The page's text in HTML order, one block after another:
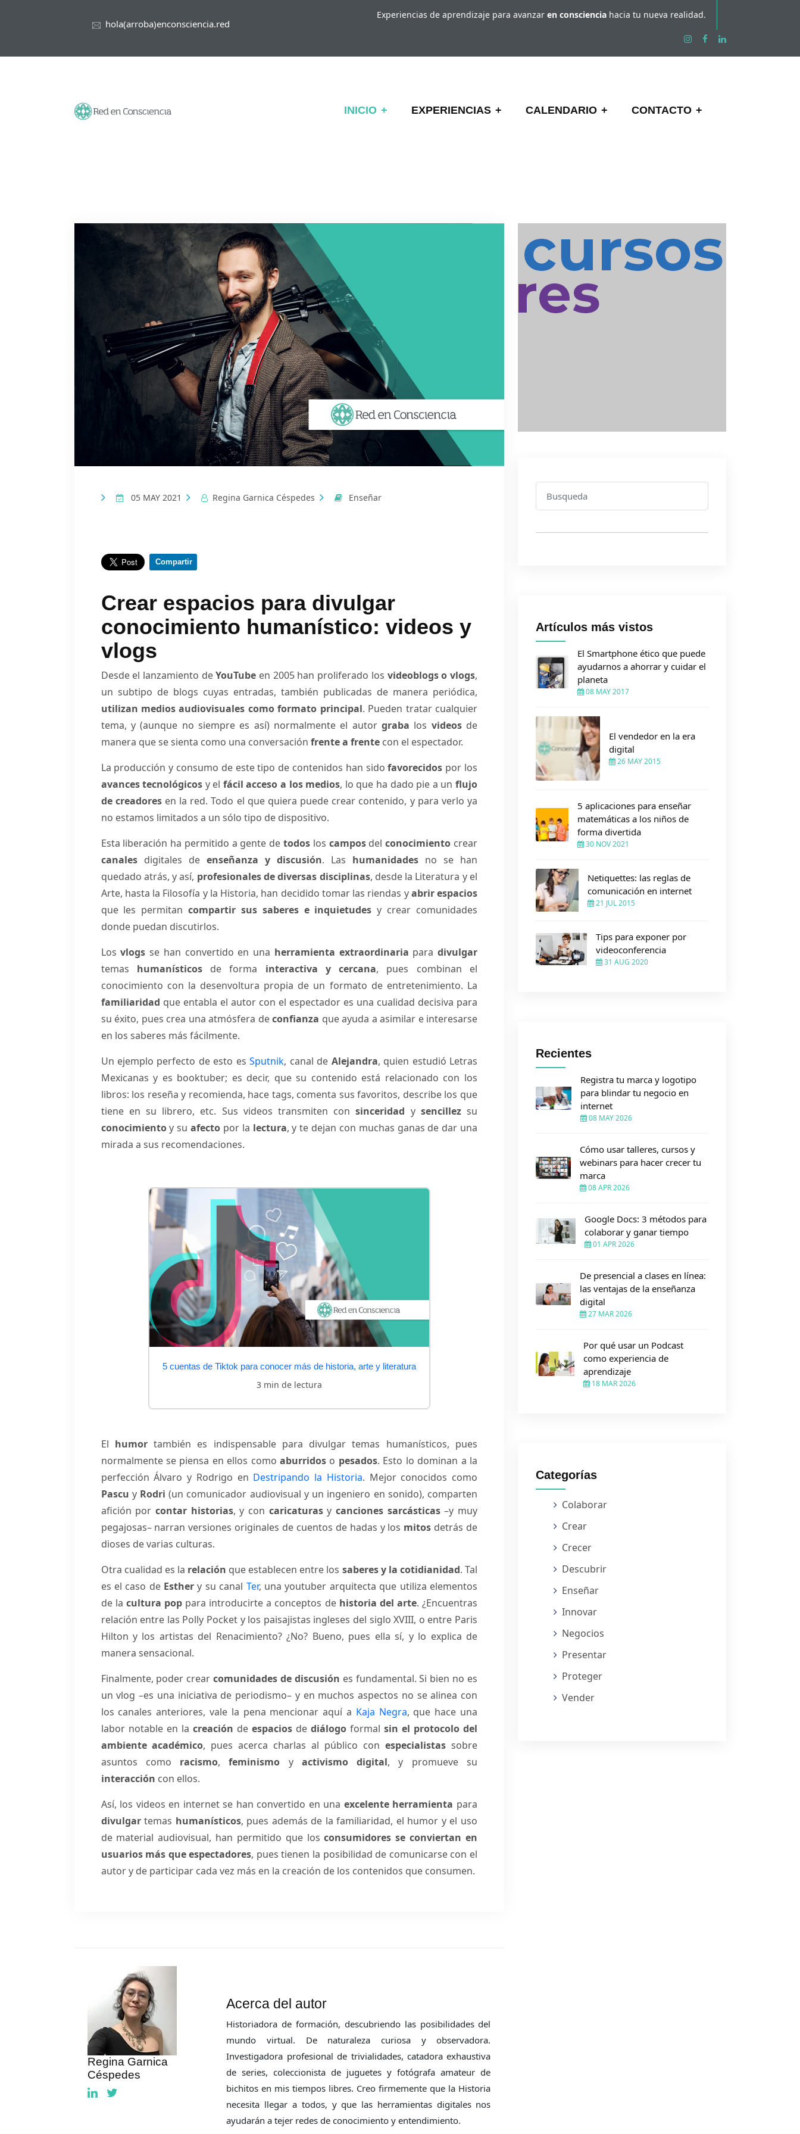
hola(arroba)enconsciencia.red
Experiencias de aprendizaje para avanzar en conscienciahacia tu nueva realidad.
INICIO EXPERIENCIAS CALENDARIO CONTACTO
05 MAY 2021 Regina Garnica Céspedes Enseñar
Compartir
Crear espacios para divulgar
conocimiento humanístico: videos y
vlogs
Desde el lanzamiento deYouTube en 2005 han proliferado los videoblogs o vlogs,
un subtipo de blogs cuyas entradas, también publicadas de manera periódica,
utilizan medios audiovisuales como formato principal. Pueden tratar cualquier
tema, y (aunque no siempre es así) normalmente el autor graba los videosde
manera que se sienta como una conversación frente a frentecon el espectador.
La producción y consumo de este tipo de contenidos han sidofavorecidos por los
avances tecnológicos y el fácil acceso a los medios, lo que ha dado pie a un flujo
de creadoresen la red. Todo el que quiera puede crear contenido, y para verlo ya
no estamos limitados a un sólo tipo de dispositivo.
Esta liberación ha permitido a gente detodos los camposdelconocimiento crear
canalesdigitales de enseñanza y discusión. Las humanidadesno se han
quedado atrás, y así, profesionales de diversas disciplinas, desde la Literatura y el
Arte, hasta la Filosofía y la Historia, han decidido tomar las riendas yabrir espacios
que les permitancompartir sus saberes e inquietudes y crear comunidades
donde puedan discutirlos.
Losvlogs se han convertido en una herramienta extraordinaria para divulgar
temas humanísticosde forma interactiva y cercana, pues combinan el
conocimiento con la desenvoltura propia de un formato de entretenimiento. La
familiaridad que entabla el autor con el espectador es una cualidad decisiva para
su éxito, pues crea una atmósfera deconfianza que ayuda a asimilar e interesarse
en los saberes más fácilmente.
Un ejemplo perfecto de esto esSputnik, canal de Alejandra, quien estudió Letras
Mexicanas y es booktuber; es decir, que su contenido está relacionado con los
libros: los reseña y recomienda, hace tags, comenta sus favoritos, describe los que
tiene en su librero, etc. Sus videos transmiten consinceridad y sencillezsu
conocimientoy su afecto por la lectura, y te dejan con muchas ganas de dar una
mirada a sus recomendaciones.
5 cuentas de Tiktok para conocer más de historia, arte y literatura
3 min de lectura
El humortambién es indispensable para divulgar temas humanísticos, pues
normalmente se piensa en ellos comoaburridos o pesados. Esto lo dominan a la
perfección Álvaro y Rodrigo en Destripando la Historia. Mejor conocidos como
Pascu y Rodri (un comunicador audiovisual y un ingeniero en sonido), comparten
afición por contar historias, y con caricaturasy canciones sarcásticas–y muy
pegajosas– narran versiones originales de cuentos de hadas y los mitos detrás de
dioses de varias culturas.
Otra cualidad es la relación que establecen entre los saberes y la cotidianidad. Tal
es el caso de Esther y su canal Ter, una youtuber arquitecta que utiliza elementos
de la cultura poppara introducirte a conceptos de historia del arte. ¿Encuentras
relación entre las Polly Pocket y los paisajistas ingleses del siglo XVIII, o entre Paris
Hilton y los artistas del Renacimiento? ¿No? Bueno, pues ella sí, y lo explica de
manera sensacional.
Finalmente, poder crearcomunidades de discusión es fundamental. Si bien no es
un vlog –es una iniciativa de periodismo– y en muchos aspectos no se alinea con
los canales anteriores, vale la pena mencionar aquí a Kaja Negra, que hace una
labor notable en la creación de espaciosde diálogoformal sin el protocolo del
ambiente académico, pues acerca charlas al público conespecialistas sobre
asuntos como racismo,feminismo y activismo digital, y promueve su
interacción con ellos.
Así, los videos en internet se han convertido en una excelente herramienta para
divulgartemas humanísticos, pues además de la familiaridad, el humor y el uso
de material audiovisual, han permitido que losconsumidores se conviertan en
usuarios más que espectadores, pues tienen la posibilidad de comunicarse con el
autor y de participar cada vez más en la creación de los contenidos que consumen.
Regina Garnica
Céspedes
Acerca del autor
Historiadora de formación, descubriendo las posibilidades del
mundo virtual. De naturaleza curiosa y observadora.
Investigadora profesional de trivialidades, catadora exhaustiva
de series, coleccionista de juguetes y fotógrafa amateur de
bichitos en mis tiempos libres. Creo firmemente que la Historia
necesita llegar a todos, y que las herramientas digitales nos
ayudarán a tejer redes de conocimiento y entendimiento.
Artículos más vistos
El Smartphone ético que puede
ayudarnos a ahorrar y cuidar el
planeta
08 MAY 2017
El vendedor en la era
digital
26 MAY 2015
5 aplicaciones para enseñar
matemáticas a los niños de
forma divertida
30 NOV 2021
Netiquettes: las reglas de
comunicación en internet
21 JUL 2015
Tips para exponer por
videoconferencia
31 AUG 2020
Recientes
Registra tu marca y logotipo
para blindar tu negocio en
internet
08 MAY 2026
Cómo usar talleres, cursos y
webinars para hacer crecer tu
marca
08 APR 2026
Google Docs: 3 métodos para
colaborar y ganar tiempo
01 APR 2026
De presencial a clases en línea:
las ventajas de la enseñanza
digital
27 MAR 2026
Por qué usar un Podcast
como experiencia de
aprendizaje
18 MAR 2026
Categorías
Colaborar
Crear
Crecer
Descubrir
Enseñar
Innovar
Negocios
Presentar
Proteger
Vender